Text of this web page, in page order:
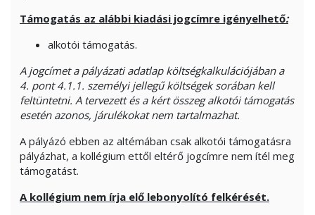
Támogatás az alábbi kiadási jogcímre igényelhető:
alkotói támogatás.
A jogcímet a pályázati adatlap költségkalkulációjában a
4. pont 4.1.1. személyi jellegű költségek sorában kell
feltüntetni. A tervezett és a kért összeg alkotói támogatás
esetén azonos, járulékokat nem tartalmazhat.
A pályázó ebben az altémában csak alkotói támogatásra
pályázhat, a kollégium ettől eltérő jogcímre nem ítél meg
támogatást.
A kollégium nem írja elő lebonyolító felkérését.